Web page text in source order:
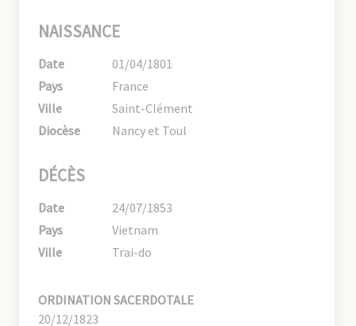
NAISSANCE
Date
01/04/1801
Pays
France
Ville
Saint-Clément
Diocèse
Nancy et Toul
DÉCÈS
Date
24/07/1853
Pays
Vietnam
Ville
Trai-do
ORDINATION SACERDOTALE
20/12/1823